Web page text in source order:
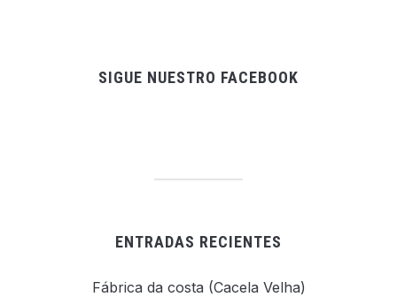
SIGUE NUESTRO FACEBOOK
ENTRADAS RECIENTES
Fábrica da costa (Cacela Velha)